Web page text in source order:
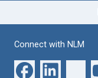
Connect with NLM